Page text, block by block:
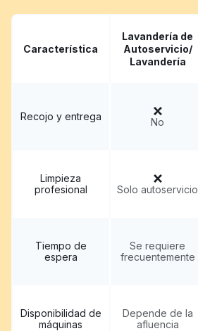
Característica
Lavandería de
Autoservicio/
Lavandería
Recojo y entrega No
Limpieza
profesional
Solo autoservicio
Tiempo de
espera
Se requiere
frecuentemente
Disponibilidad de
máquinas
Depende de la
afluencia